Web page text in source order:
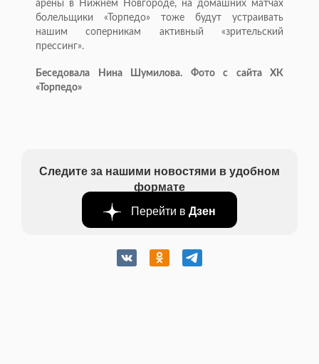
арены в Нижнем Новгороде, на домашних матчах
болельщики «Торпедо» тоже будут устраивать
нашим соперникам активный «зрительский
прессинг».
Беседовала Нина Шумилова. Фото с сайта ХК
«Торпедо»
Следите за нашими новостями в удобном
формате
Перейти в Дзен